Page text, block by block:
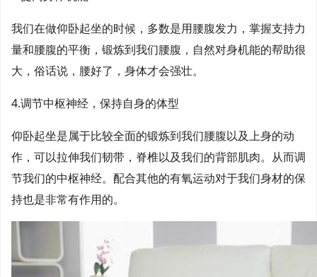
我们在做仰卧起坐的时候，多数是用腰腹发力，掌握支持力
量和腰腹的平衡，锻炼到我们腰腹，自然对身机能的帮助很
大，俗话说，腰好了，身体才会强壮。
4.调节中枢神经，保持自身的体型
仰卧起坐是属于比较全面的锻炼到我们腰腹以及上身的动
作，可以拉伸我们韧带，脊椎以及我们的背部肌肉。从而调
节我们的中枢神经。配合其他的有氧运动对于我们身材的保
持也是非常有作用的。